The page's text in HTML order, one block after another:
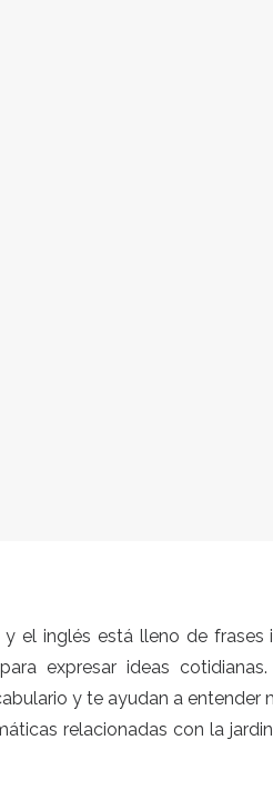
el inglés está lleno de frases
expresar ideas
y te ayudan a entender
relacionadas con la